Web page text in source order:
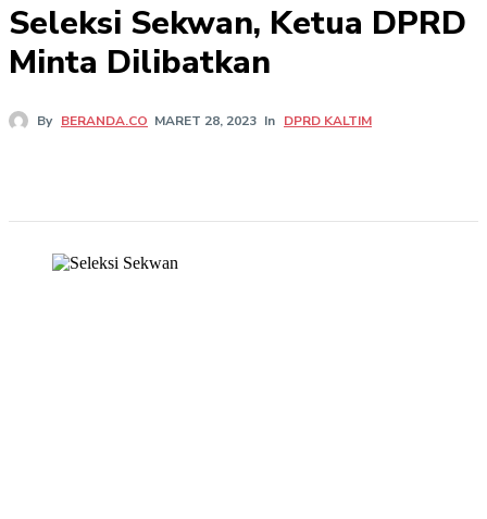
Seleksi Sekwan, Ketua DPRD
Minta Dilibatkan
By BERANDA.CO MARET 28, 2023 In DPRD KALTIM